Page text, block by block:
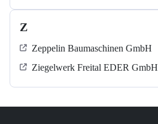
Z
Zeppelin Baumaschinen GmbH
Ziegelwerk Freital EDER GmbH